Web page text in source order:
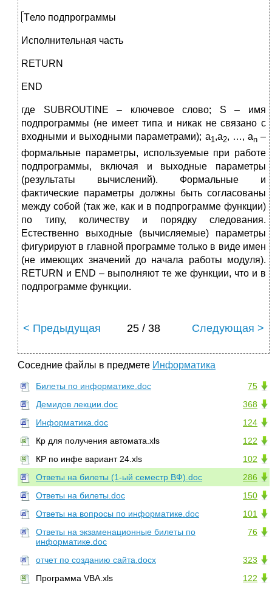
Тело подпрограммы
Исполнительная часть
RETURN
END
где SUBROUTINE – ключевое слово; S – имя
подпрограммы (не имеет типа и никак не связано с
входными и выходными параметрами); a1,a2, …, an–
формальные параметры, используемые при работе
подпрограммы, включая и выходные параметры
(результаты вычислений). Формальные и
фактические параметры должны быть согласованы
между собой (так же, как и в подпрограмме функции)
по типу, количеству и порядку следования.
Естественно выходные (вычисляемые) параметры
фигурируют в главной программе только в виде имен
(не имеющих значений до начала работы модуля).
RETURN и END – выполняют те же функции, что и в
подпрограмме функции.
< Предыдущая 25 / 38 Следующая >
Соседние файлы в предмете Информатика
75
Билеты по информатике.doc
368
Демидов лекции.doc
124
Информатика.doc
122
Кр для получения автомата.xls
102
КР по инфе вариант 24.xls
286
Ответы на билеты (1-ый семестр ВФ).doc
150
Ответы на билеты.doc
101
Ответы на вопросы по информатике.doc
76
Ответы на экзаменационные билеты по
информатике.doc
323
отчет по созданию сайта.docx
122
Программа VBA.xls